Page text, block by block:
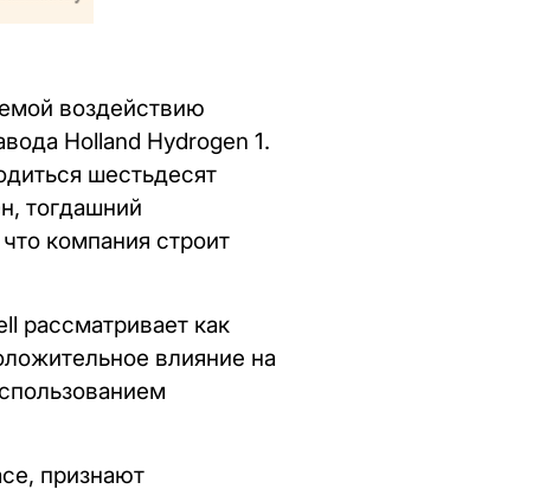
воздействию
Holland Hydrogen 1.
шестьдесят
тогдашний
компания строит
рассматривает как
влияние на
признают